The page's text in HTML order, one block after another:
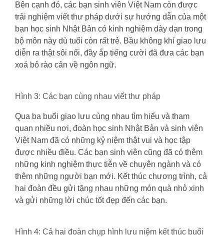
Bên cạnh đó, các bạn sinh viên Việt Nam còn được
trải nghiệm viết thư pháp dưới sự hướng dẫn của một
bạn học sinh Nhật Bản có kinh nghiệm dày dạn trong
bộ môn này dù tuổi còn rất trẻ. Bầu không khí giao lưu
diễn ra thật sôi nổi, đầy ắp tiếng cười đã đưa các bạn
xoá bỏ rào cản về ngôn ngữ.
Hình 3: Các bạn cùng nhau viết thư pháp
Qua ba buổi giao lưu cùng nhau tìm hiểu và tham
quan nhiều nơi, đoàn học sinh Nhật Bản và sinh viên
Việt Nam đã có những kỷ niệm thật vui và học tập
được nhiều điều. Các bạn sinh viên cũng đã có thêm
những kinh nghiệm thực tiễn về chuyên ngành và có
thêm những người bạn mới. Kết thúc chương trình, cả
hai đoàn đều gửi tặng nhau những món quà nhỏ xinh
và gửi những lời chúc tốt đẹp đến các bạn.
Hình 4: Cả hai đoàn chụp hình lưu niệm kết thúc buổi